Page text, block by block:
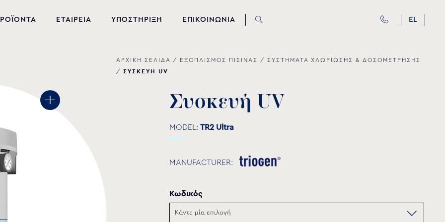
EL
ΥΔΡΟΜΑΣΑΖ
ΣΙΝΤΡΙΒΑΝΙ
PVC-U ΕΞΑΡΤΗΜΑΤΑ
ΕΤΑΙΡΕΙΑ ΥΠΟΣΤΗΡΙΞΗ ΕΠΙΚΟΙΝΩΝΙΑ
ΑΡΧΙΚΗ ΣΕΛΙΔΑ / ΕΞΟΠΛΙΣΜΟΣ ΠΙΣΙΝΑΣ / ΣΥΣΤΗΜΑΤΑ ΧΛΩΡΙΩΣΗΣ & ΔΟΣΟΜΕΤΡΗΣΗΣ
/ ΣΥΣΚΕΥΗ UV
Συσκευή UV
MODEL: TR2 Ultra
MANUFACTURER:
Κωδικός